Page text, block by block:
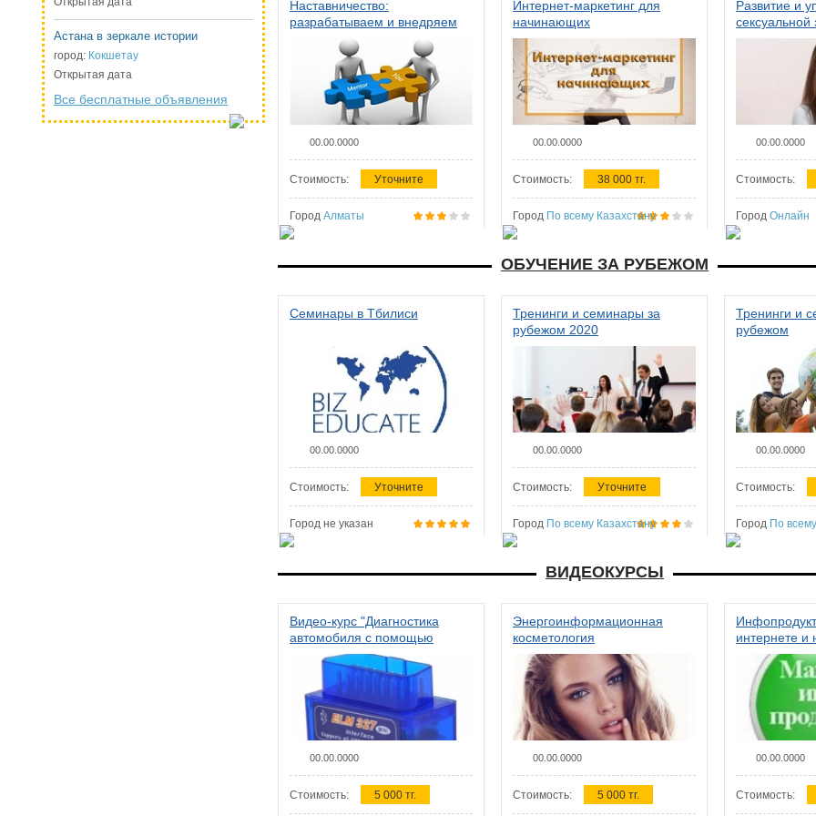
Астана в зеркале истории
город: Кокшетау
Открытая дата
Все бесплатные объявления
Наставничество:
разрабатываем и внедряем
систему наставничества в
организации
00.00.0000
Стоимость: Уточните
Город Алматы
Интернет-маркетинг для
начинающих
00.00.0000
Стоимость: 38 000 тг.
Город По всему Казахстану
Развитие и
сексуальной
женщин
00.00.0000
Стоимость:
Город Онлайн
ОБУЧЕНИЕ ЗА РУБЕЖОМ
Семинары в Тбилиси
00.00.0000
Стоимость: Уточните
Город не указан
Тренинги и семинары за
рубежом 2020
00.00.0000
Стоимость: Уточните
Город По всему Казахстану
Тренинги и
рубежом
00.00.0000
Стоимость:
Город По
ВИДЕОКУРСЫ
Видео-курс "Диагностика
автомобиля с помощью
сканера ELM 327"
00.00.0000
Стоимость: 5 000 тг.
Энергоинформационная
косметология
00.00.0000
Стоимость: 5 000 тг.
интернете и
00.00.0000
Стоимость: